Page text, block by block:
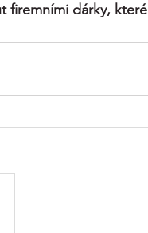
firemními dárky, které